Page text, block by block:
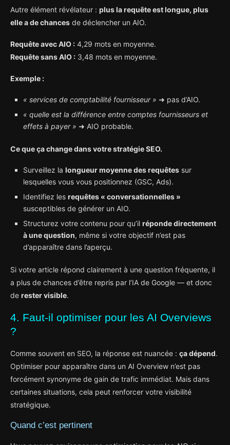
Autre élément révélateur : plus la requête est longue, plus
elle a de chances de déclencher un AIO.
Requête avec AIO : 4,29 mots en moyenne.
Requête sans AIO : 3,48 mots en moyenne.
Exemple :
« services de comptabilité fournisseur » ➜ pas d’AIO.
« quelle est la différence entre comptes fournisseurs et
effets à payer » ➜ AIO probable.
Ce que ça change dans votre stratégie SEO.
Surveillez la longueur moyenne des requêtes sur
lesquelles vous vous positionnez (GSC, Ads).
Identifiez les requêtes « conversationnelles »
susceptibles de générer un AIO.
Structurez votre contenu pour qu’il réponde directement
à une question, même si votre objectif n’est pas
d’apparaître dans l’aperçu.
Si votre article répond clairement à une question fréquente, il
a plus de chances d’être repris par l’IA de Google — et donc
de rester visible.
4. Faut-il optimiser pour les AI Overviews
?
Comme souvent en SEO, la réponse est nuancée : ça dépend.
Optimiser pour apparaître dans un AI Overview n’est pas
forcément synonyme de gain de trafic immédiat. Mais dans
certaines situations, cela peut renforcer votre visibilité
stratégique.
Quand c’est pertinent